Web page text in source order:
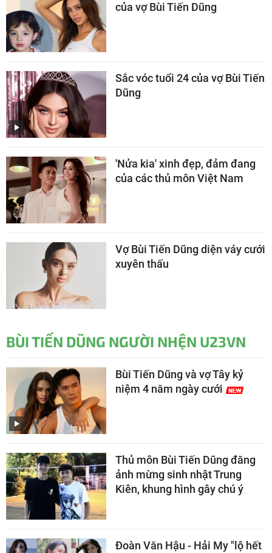
của vợ Bùi Tiến Dũng
Sắc vóc tuổi 24 của vợ Bùi Tiến
Dũng
'Nửa kia' xinh đẹp, đảm đang
của các thủ môn Việt Nam
Vợ Bùi Tiến Dũng diện váy cưới
xuyên thấu
BÙI TIẾN DŨNG NGƯỜI NHỆN U23VN
Bùi Tiến Dũng và vợ Tây kỷ
niệm 4 năm ngày cưới
Thủ môn Bùi Tiến Dũng đăng
ảnh mừng sinh nhật Trung
Kiên, khung hình gây chú ý
Đoàn Văn Hậu - Hải My "lộ hết